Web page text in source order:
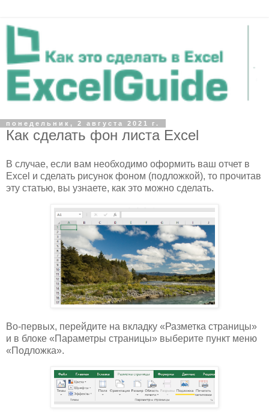
понедельник, 2 августа 2021 г.
Как сделать фон листа Excel
В случае, если вам необходимо оформить ваш отчет в
Excel и сделать рисунок фоном (подложкой), то прочитав
эту статью, вы узнаете, как это можно сделать.
Во-первых, перейдите на вкладку «Разметка страницы»
и в блоке «Параметры страницы» выберите пункт меню
«Подложка».